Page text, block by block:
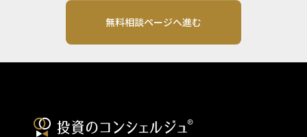
無料相談ページへ進む